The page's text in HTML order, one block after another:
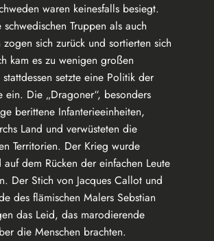
waren keinesfalls besiegt.
Truppen als auch
zogen sich zurück und sortierten sich
kam es zu wenigen großen
setzte eine Politik der
ein. Die „Dragoner“, besonders
berittene Infanterieeinheiten,
Land und verwüsteten die
Territorien. Der Krieg wurde
auf dem Rücken der einfachen Leute
Der Stich von Jacques Callot und
des flämischen Malers Sebstian
das Leid, das marodierende
die Menschen brachten.